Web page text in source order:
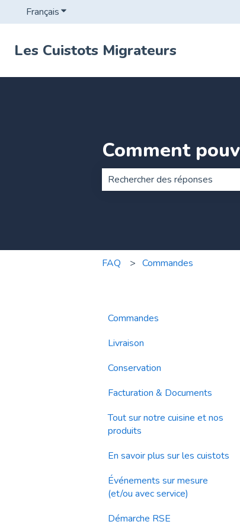
FrançaisAfficher le sous-menu pour les traductions
Les Cuistots Migrateurs
Comment
FAQ Commandes
Commandes
Livraison
Conservation
Facturation & Documents
Tout sur notre cuisine et nos
produits
En savoir plus sur les cuistots
Événements sur mesure
(et/ou avec service)
Démarche RSE